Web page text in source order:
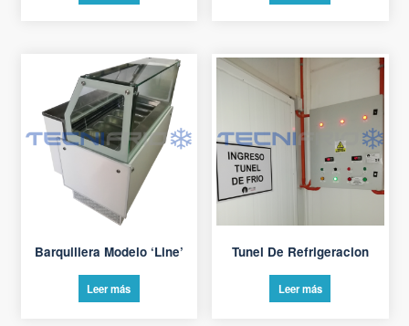
Barquillera Modelo ‘Line’
Leer más
Tunel De Refrigeracion
Leer más